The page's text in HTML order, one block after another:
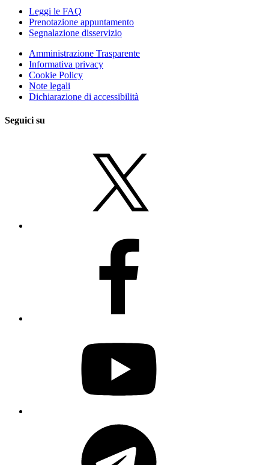
Leggi le FAQ
Prenotazione appuntamento
Segnalazione disservizio
Amministrazione Trasparente
Informativa privacy
Cookie Policy
Note legali
Dichiarazione di accessibilità
Seguici su